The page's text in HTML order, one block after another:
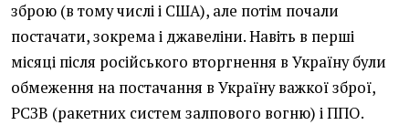
зброю (в тому числі і США), але потім почали
постачати, зокрема і джавеліни. Навіть в перші
місяці після російського вторгнення в Україну були
обмеження на постачання в Україну важкої зброї,
РСЗВ (ракетних систем залпового вогню) і ППО.